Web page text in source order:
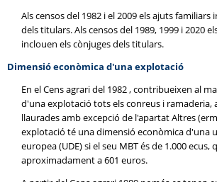
Als censos del 1982 i el 2009 els ajuts familiars
dels titulars. Als censos del 1989, 1999 i 2020
inclouen els cònjuges dels titulars.
Dimensió econòmica d'una explotació
En el Cens agrari del 1982 , contribueixen al
d'una explotació tots els conreus i ramaderia,
llaurades amb excepció de l'apartat Altres
explotació té una dimensió econòmica d'una
europea (UDE) si el seu MBT és de 1.000 ecus,
aproximadament a 601 euros.